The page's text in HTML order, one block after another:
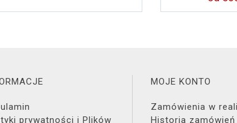
prywatności i Plików
MOJE KONTO
Zamówienia w
Historia zamówień